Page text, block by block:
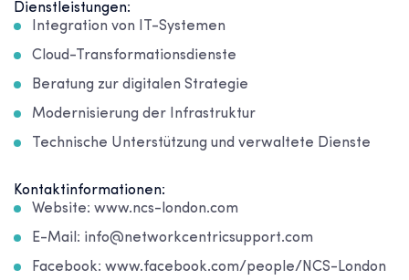
Dienstleistungen:
Integration von IT-Systemen
Cloud-Transformationsdienste
Beratung zur digitalen Strategie
Modernisierung der Infrastruktur
Technische Unterstützung und verwaltete Dienste
Kontaktinformationen:
Website: www.ncs-london.com
E-Mail: info@networkcentricsupport.com
Facebook: www.facebook.com/people/NCS-London